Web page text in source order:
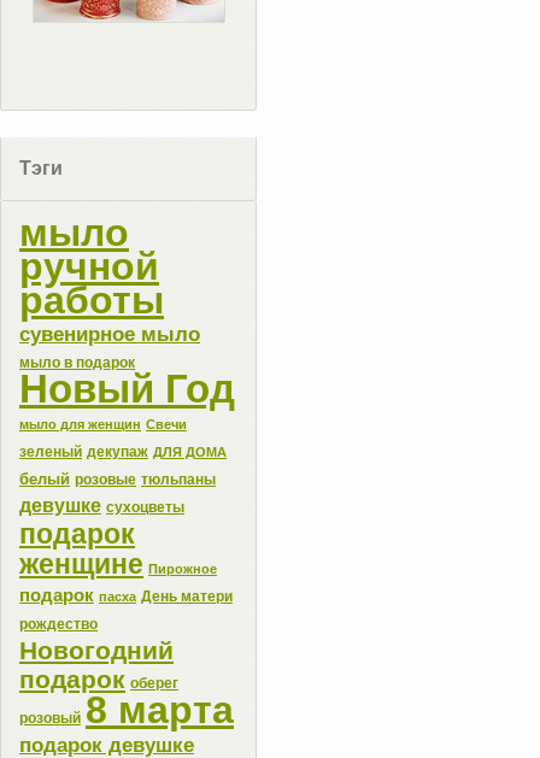
Тэги
мыло
ручной
работы
сувенирное мыло
мыло в подарок
Новый Год
мыло для женщин Свечи
зеленый декупаж ДЛЯ ДОМА
белый розовые тюльпаны
девушке сухоцветы
подарок
женщине Пирожное
подарок пасха День матери
рождество
Новогодний
подарок оберег
розовый 8 марта
подарок девушке